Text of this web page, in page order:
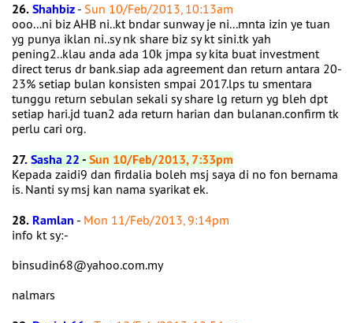
26.Shahbiz - Sun 10/Feb/2013, 10:13am
ooo...ni biz AHB ni..kt bndar sunway je ni...mnta izin ye tuan
yg punya iklan ni..sy nk share biz sy kt sini.tk yah
pening2..klau anda ada 10k jmpa sy kita buat investment
direct terus dr bank.siap ada agreement dan return antara 20-
23% setiap bulan konsisten smpai 2017.lps tu smentara
tunggu return sebulan sekali sy share lg return yg bleh dpt
setiap hari.jd tuan2 ada return harian dan bulanan.confirm tk
perlu cari org.
27.Sasha 22-Sun 10/Feb/2013, 7:33pm
Kepada zaidi9 dan firdalia boleh msj saya di no fon bernama
is. Nanti sy msj kan nama syarikat ek.
28. Ramlan - Mon 11/Feb/2013, 9:14pm
info kt sy:-
binsudin68@yahoo.com.my
nalmars